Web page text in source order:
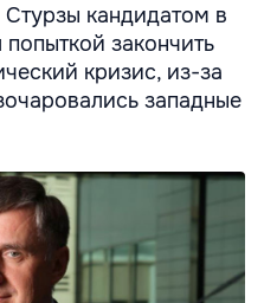
кандидатом в
закончить
кризис, из-за
западные